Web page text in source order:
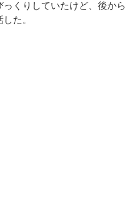
くりしていたけど、後から
た。